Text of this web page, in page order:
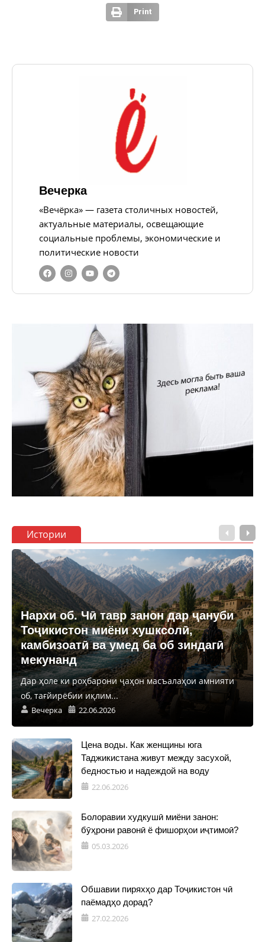
Print
Вечерка
«Вечёрка» — газета столичных новостей,
актуальные материалы, освещающие
социальные проблемы, экономические и
политические новости
Истории
Нархи об. Чӣ тавр занон дар ҷануби
Тоҷикистон миёни хушксолӣ,
камбизоатӣ ва умед ба об зиндагӣ
мекунанд
Дар ҳоле ки роҳбарони ҷаҳон масъалаҳои амнияти
об, тағйирёбии иқлим...
Вечерка 22.06.2026
Цена воды. Как женщины юга
Таджикистана живут между засухой,
бедностью и надеждой на воду
22.06.2026
Болоравии худкушӣ миёни занон:
бӯҳрони равонӣ ё фишорҳои иҷтимоӣ?
05.03.2026
Обшавии пиряхҳо дар Тоҷикистон чӣ
паёмадҳо дорад?
27.02.2026